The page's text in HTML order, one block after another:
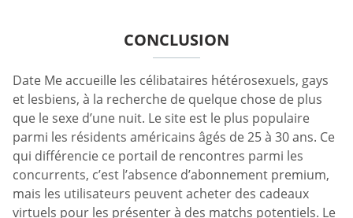
CONCLUSION
Date Me accueille les célibataires hétérosexuels, gays
et lesbiens, à la recherche de quelque chose de plus
que le sexe d’une nuit. Le site est le plus populaire
parmi les résidents américains âgés de 25 à 30 ans. Ce
qui différencie ce portail de rencontres parmi les
concurrents, c’est l’absence d’abonnement premium,
mais les utilisateurs peuvent acheter des cadeaux
virtuels pour les présenter à des matchs potentiels. Le